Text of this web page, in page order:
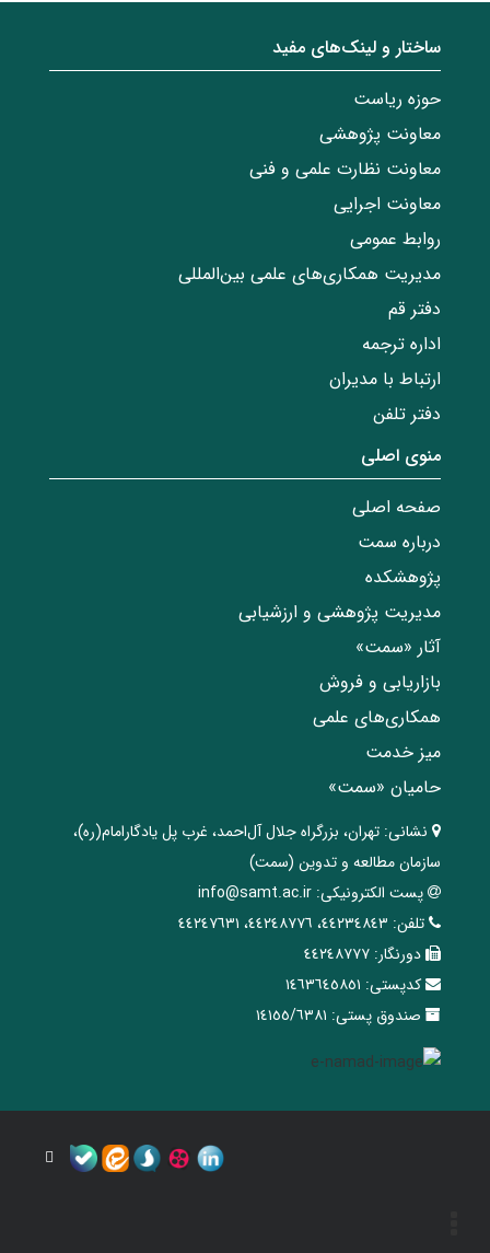
ساختار‌‌ و‌‌ لینک‌های مفید
حوزه ریاست
معاونت پژوهشی
معاونت نظارت علمی و فنی
معاونت اجرایی
روابط عمومی
مدیریت همکاری‌های علمی بین‌المللی
دفتر قم
اداره ترجمه
ارتباط با مدیران
دفتر تلفن
منوی اصلی
صفحه اصلی
درباره سمت
پژوهشکده
مدیریت پژوهشی و ارزشیابی
آثار «سمت»
بازاریابی و فروش
همکاری‌های علمی
میز خدمت
حامیان «سمت»
نشانی: تهران، ‌بزرگراه ‌جلال آل‌احمد، غرب پل يادگار‌امام(ره)‌،
سازمان مطالعه و تدوین‌ (سمت)
پست الکترونیکی: info@samt.ac.ir
تلفن: ٤٤٢٣٤٨٤٣، ٤٤٢٤٨٧٧٦، ٤٤٢٤٧٦٣١
دورنگار: ٤٤٢٤٨٧٧٧
کدپستی: ١٤٦٣٦٤٥٨٥١
صندوق پستی: ١٤١٥٥/٦٣٨١